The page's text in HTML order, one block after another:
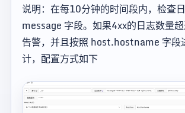
说明：在每10分钟的时间段内，检查
message 字段。如果4xx的日志数量
告警，并且按照 host.hostname 字段
计，配置方式如下